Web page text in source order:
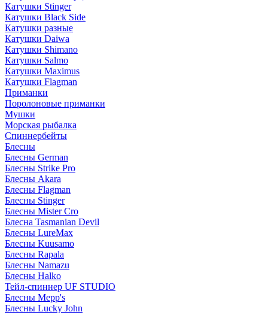
Катушки Stinger
Катушки Black Side
Катушки разные
Катушки Daiwa
Катушки Shimano
Катушки Salmo
Катушки Maximus
Катушки Flagman
Приманки
Поролоновые приманки
Мушки
Морская рыбалка
Спиннербейты
Блесны
Блесны German
Блесны Strike Pro
Блесны Akara
Блесны Flagman
Блесны Stinger
Блесны Mister Cro
Блесна Tasmanian Devil
Блесны LureMax
Блесны Kuusamo
Блесны Rapala
Блесны Namazu
Блесны Halko
Тейл-спиннер UF STUDIO
Блесны Mepp's
Блесны Lucky John